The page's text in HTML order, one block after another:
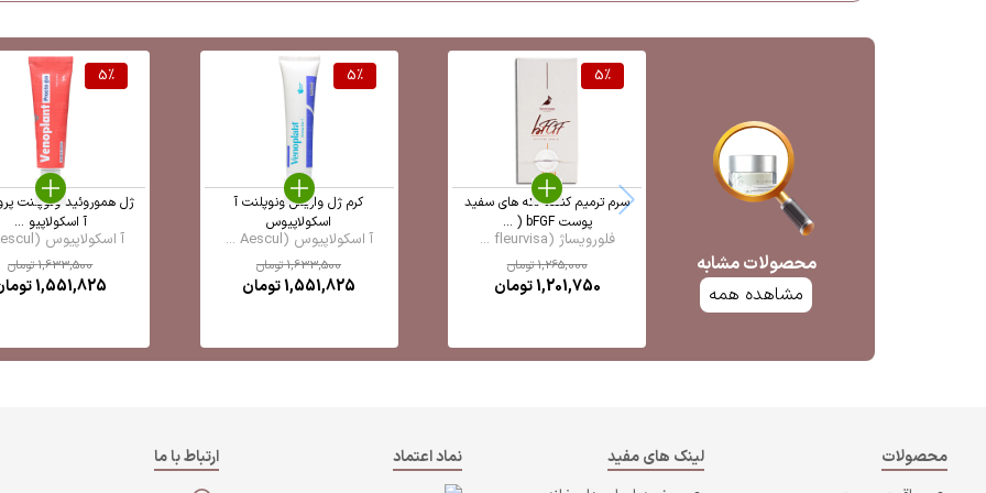
محصولات مشابه
مشاهده همه
5%
سرم ترمیم کننده لکه های سفید
پوست bFGF ( ...
فلورویساژ (fleurvisa ...
1,265,000تومان
1,201,750تومان
5%
کرم ژل واریس ونوپلنت آ
اسکولاپیوس
آ اسکولاپیوس (Aescul ...
1,633,500تومان
1,551,825تومان
5%
ژل هموروئید ونوپلنت
آ اسکولاپیو ...
آ اسکولاپیوس (Aescul ...
1,633,500تومان
1,551,825
محصولات
لینک های مفید
نماد اعتماد
ارتباط با ما